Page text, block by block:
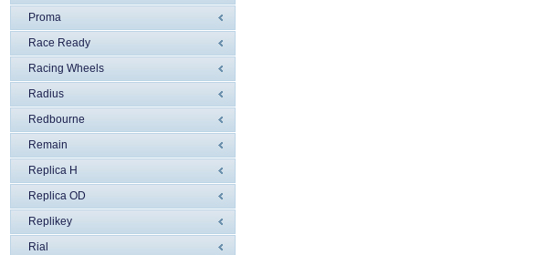
Proma
Race Ready
Racing Wheels
Radius
Redbourne
Remain
Replica H
Replica OD
Replikey
Rial